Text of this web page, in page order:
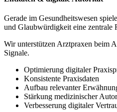
Gerade im Gesundheitswesen
und Glaubwürdigkeit eine zentrale
Wir unterstützen Arztpraxen beim
Signale.
Optimierung digitaler
Konsistente Praxisdaten
Aufbau relevanter
Stärkung medizinischer
Verbesserung digitaler